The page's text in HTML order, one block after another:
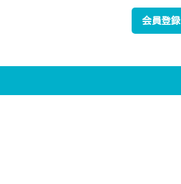
会員登録